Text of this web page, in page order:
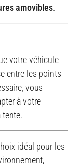
amovibles.
votre véhicule
entre les points
vous
à votre
tente.
idéal pour les